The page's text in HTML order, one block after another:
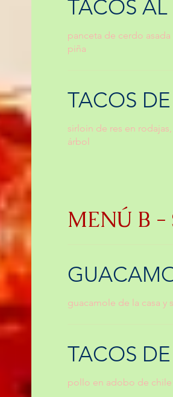
TACOS AL
panceta de cerdo
piña
TACOS
sirloin de res en
árbol
MENÚ B
guacamole de la casa y
TACOS
pollo en adobo de